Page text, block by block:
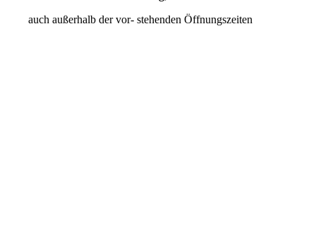
auch außerhalb der vor- stehenden Öffnungszeiten